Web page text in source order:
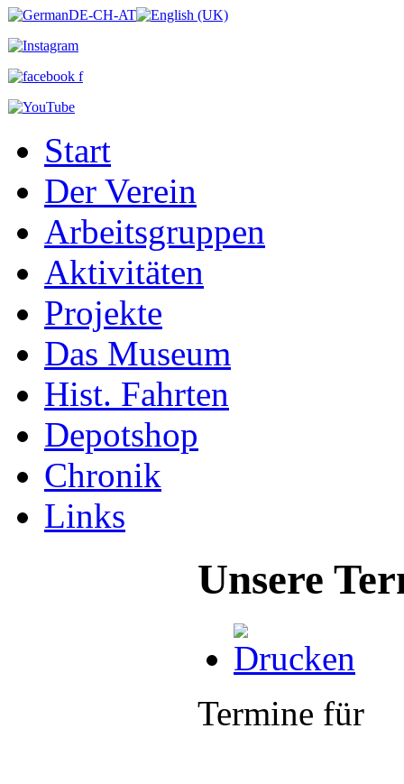
Start
Der Verein
Arbeitsgruppen
Aktivitäten
Projekte
Das Museum
Hist. Fahrten
Depotshop
Chronik
Links
Unsere
Termine für